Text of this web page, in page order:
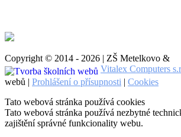
Copyright © 2014 - 2026 | ZŠ Metelkovo &
Vitalex Computers
webů | Prohlášení o přísupnosti | Cookies
Tato webová stránka používá cookies
Tato webová stránka používá nezbytné
zajištění správné funkcionality webu.